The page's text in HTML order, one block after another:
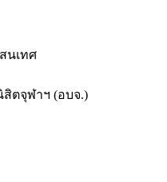
นเทศ
ตจุฬาฯ (อบจ.)